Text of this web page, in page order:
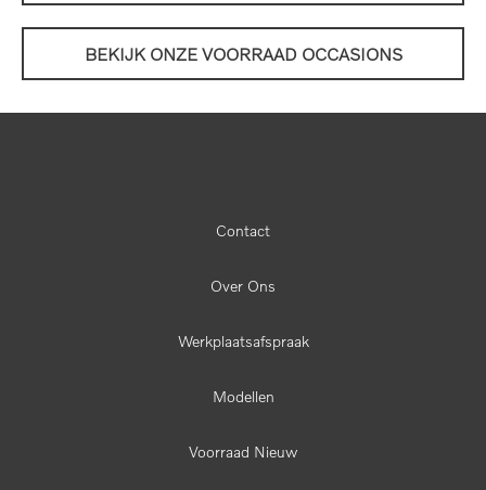
BEKIJK ONZE VOORRAAD OCCASIONS
Contact
Over Ons
Werkplaatsafspraak
Modellen
Voorraad Nieuw